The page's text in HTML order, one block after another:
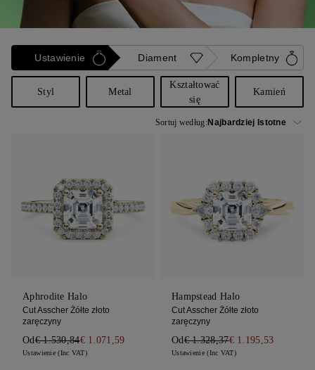
Ustawienie Diament Kompletny
Styl Metal
Kształtować
się
Kamień
Sortuj według:
Aphrodite Halo
Cut Asscher Żółte złoto
zaręczyny
Od€ 1.530,84€ 1.071,59
Ustawienie (Inc VAT)
Hampstead Halo
Cut Asscher Żółte złoto
zaręczyny
Od€ 1.328,37€ 1.195,53
Ustawienie (Inc VAT)